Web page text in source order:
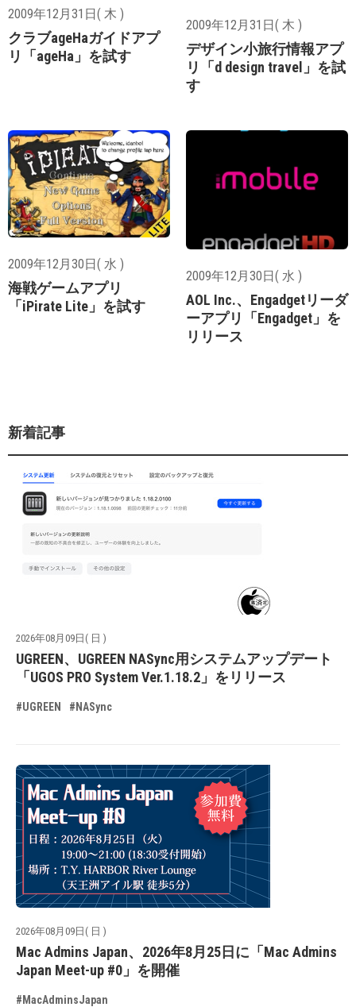
2009年12月31日( 木 )
クラブageHaガイドアプ
リ「ageHa」を試す
2009年12月31日( 木 )
デザイン小旅行情報アプ
リ「d design travel」を試
す
2009年12月30日( 水 )
海戦ゲームアプリ
「iPirate Lite」を試す
2009年12月30日( 水 )
AOL Inc.、Engadgetリーダ
ーアプリ「Engadget」を
リリース
新着記事
2026年08月09日( 日 )
UGREEN、UGREEN NASync用システムアップデート
「UGOS PRO System Ver.1.18.2」をリリース
#UGREEN #NASync
2026年08月09日( 日 )
Mac Admins Japan、2026年8月25日に「Mac Admins
Japan Meet-up #0」を開催
#MacAdminsJapan